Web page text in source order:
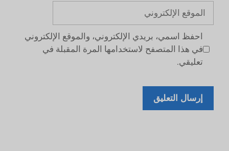
الموقع
الإلكتروني
احفظ اسمي، بريدي الإلكتروني، والموقع الإلكتروني
في هذا المتصفح لاستخدامها المرة المقبلة في
تعليقي.